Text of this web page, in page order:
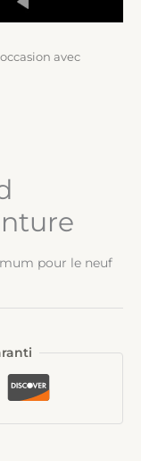
avec
pour le neuf